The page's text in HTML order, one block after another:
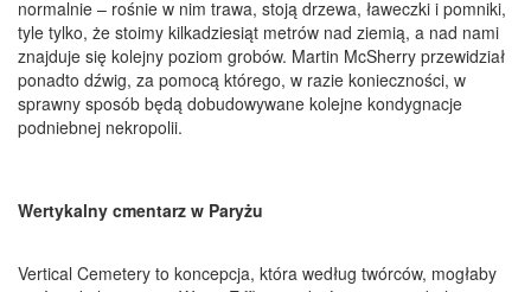
normalnie – rośnie w nim trawa, stoją drzewa, ławeczki i pomniki,
tyle tylko, że stoimy kilkadziesiąt metrów nad ziemią, a nad nami
znajduje się kolejny poziom grobów. Martin McSherry przewidział
ponadto dźwig, za pomocą którego, w razie konieczności, w
sprawny sposób będą dobudowywane kolejne kondygnacje
podniebnej nekropolii.
Wertykalny cmentarz w Paryżu
Vertical Cemetery to koncepcja, która według twórców, mogłaby